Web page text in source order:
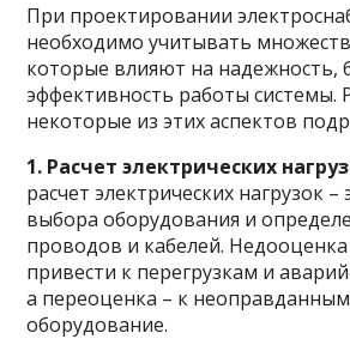
При проектировании
необходимо учитывать
которые влияют на надежность,
эффективность работы системы.
некоторые из этих аспектов
1. Расчет электрических
расчет электрических нагрузок –
выбора оборудования и
проводов и кабелей.
привести к перегрузкам и
а переоценка – к
оборудование.